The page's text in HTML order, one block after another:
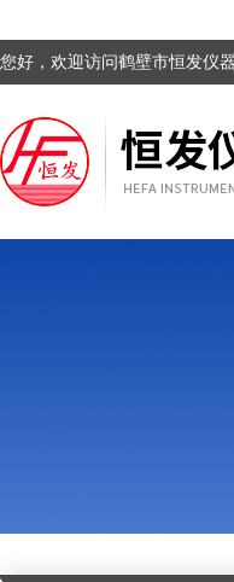
您好，欢迎访问鹤壁市恒发仪